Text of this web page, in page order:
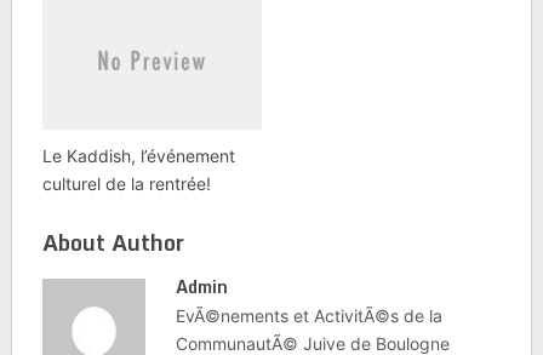
Le Kaddish, l’événement
culturel de la rentrée!
About Author
Admin
EvÃ©nements et ActivitÃ©s de la
CommunautÃ© Juive de Boulogne